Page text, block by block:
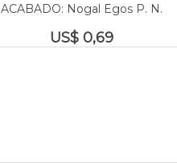
ACABADO: Nogal Egos P. N.
US$0,69